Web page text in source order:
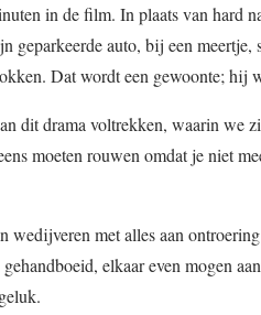
in de film. In plaats van hard
auto, bij een meertje,
Dat wordt een gewoonte; hij
dit drama voltrekken, waarin we
moeten rouwen omdat je niet
wedijveren met alles aan
elkaar even mogen